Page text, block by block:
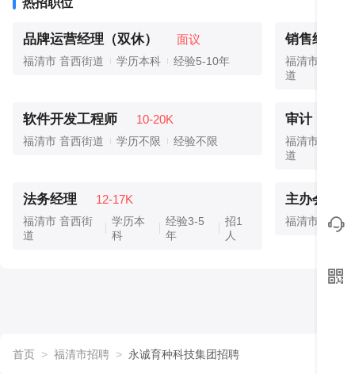
热招职位
品牌运营经理（双休） 面议
福清市 音西街道 学历本科 经验5-10年
销售经理/
福清市 音西街
道
软件开发工程师 10-20K
福清市 音西街道 学历不限 经验不限
审计（双
福清市 音西街
道
法务经理 12-17K
福清市 音西街
道
学历本
科
经验3-5
年
招1
人
主办会计
福清市 音西
首页 > 福清市招聘 > 永诚育种科技集团招聘